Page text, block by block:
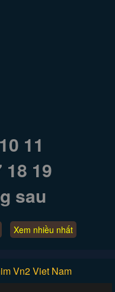
10 11
18 19
sau
Xem nhiều nhất
Vn2 Viet Nam